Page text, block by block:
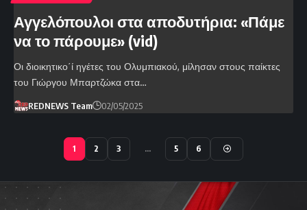
Αγγελόπουλοι στα αποδυτήρια: «Πάμε
να το πάρουμε» (vid)
Οι διοικητικο΄ί ηγέτες του Ολυμπιακού, μίλησαν στους παίκτες
του Γιώργου Μπαρτζώκα στα…
REDNEWS Team 02/05/2025
1 2 3 … 5 6